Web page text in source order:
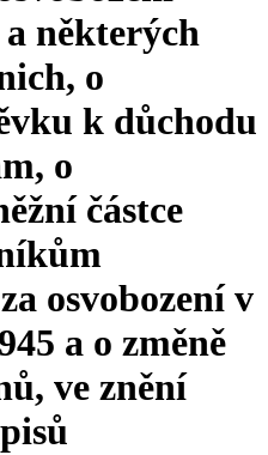
a některých
o
k důchodu
o
částce
osvobození v
a o změně
ve znění